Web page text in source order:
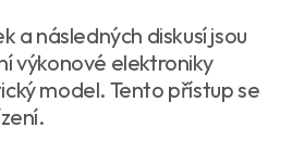
a následných diskusí jsou
výkonové elektroniky
model. Tento přístup se